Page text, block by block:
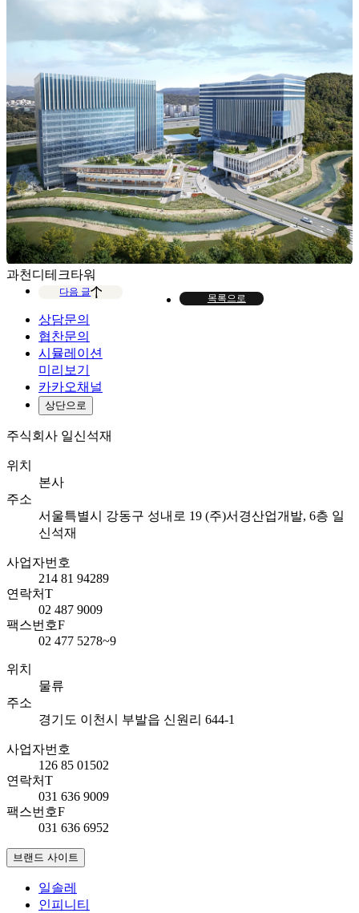
과천디테크타워
목록으로
다음 글
상담문의
협찬문의
시뮬레이션
미리보기
카카오채널
상단으로
주식회사 일신석재
위치
본사
주소
서울특별시 강동구 성내로 19 (주)서경산업개발, 6층 일
신석재
사업자번호
214 81 94289
연락처T
02 487 9009
팩스번호F
02 477 5278~9
위치
물류
주소
경기도 이천시 부발읍 신원리 644-1
사업자번호
126 85 01502
연락처T
031 636 9009
팩스번호F
031 636 6952
브랜드 사이트
일솔레
인피니티